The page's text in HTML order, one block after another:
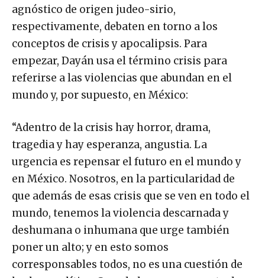
agnóstico de origen judeo-sirio,
respectivamente, debaten en torno a los
conceptos de crisis y apocalipsis. Para
empezar, Dayán usa el término crisis para
referirse a las violencias que abundan en el
mundo y, por supuesto, en México:
“Adentro de la crisis hay horror, drama,
tragedia y hay esperanza, angustia. La
urgencia es repensar el futuro en el mundo y
en México. Nosotros, en la particularidad de
que además de esas crisis que se ven en todo el
mundo, tenemos la violencia descarnada y
deshumana o inhumana que urge también
poner un alto; y en esto somos
corresponsables todos, no es una cuestión de